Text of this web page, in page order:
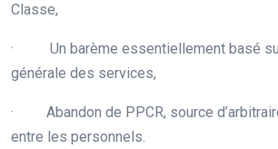
Classe,
· Un barème essentiellement basé sur
générale des services,
· Abandon de PPCR, source
entre les personnels.